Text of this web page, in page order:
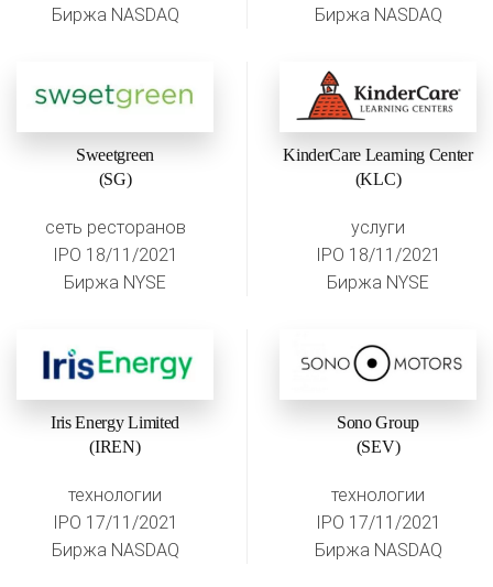
Биржа NASDAQ
Биржа NASDAQ
Sweetgreen
(SG)
сеть ресторанов
IPO 18/11/2021
Биржа NYSE
KinderCare Learning Center
(KLC)
услуги
IPO 18/11/2021
Биржа NYSE
Iris Energy Limited
(IREN)
технологии
IPO 17/11/2021
Биржа NASDAQ
Sono Group
(SEV)
технологии
IPO 17/11/2021
Биржа NASDAQ